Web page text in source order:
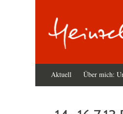
Primäres
Menü
Aktuell Über mich: